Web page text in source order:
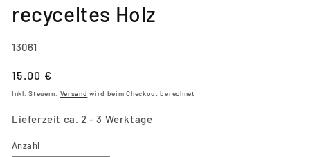
recyceltes Holz
SKU:
13061
Normaler
Preis
15.00 €
Inkl. Steuern. Versand wird beim Checkout berechnet
Lieferzeit ca. 2 - 3 Werktage
Anzahl
Anzahl